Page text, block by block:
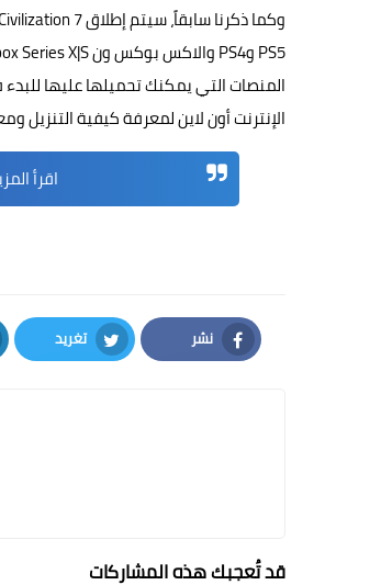
المنصات التي يمكنك تحميلها عليها
الإنترنت أون لاين لمعرفة كيفية التنزيل
اقرأ
نشر
Facebook
تغريد
Twitter
قد تُعجبك هذه المشاركات